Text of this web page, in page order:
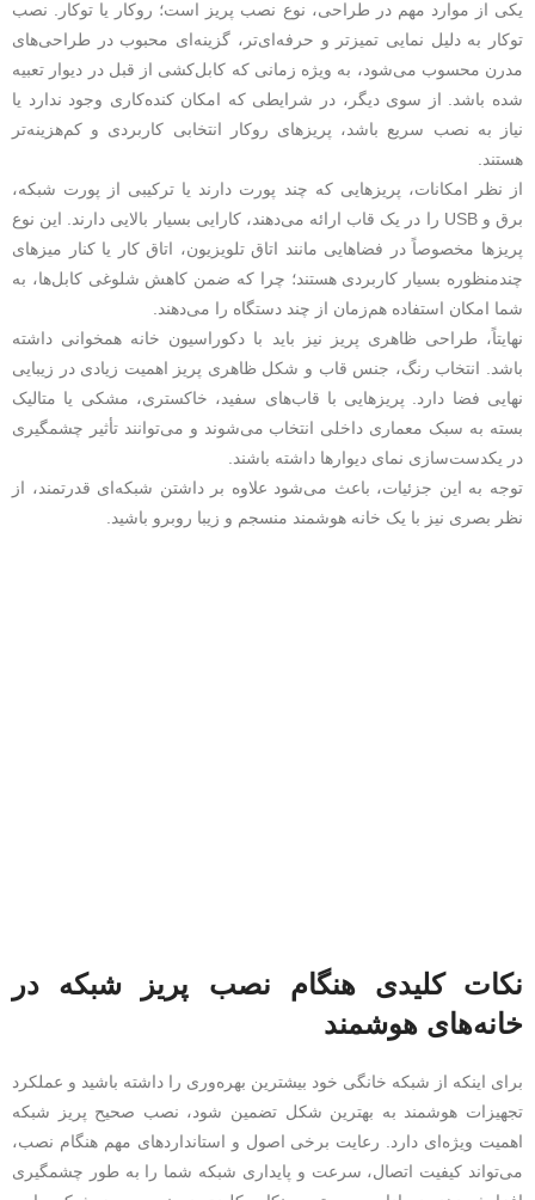
یکی از موارد مهم در طراحی، نوع نصب پریز است؛ روکار یا توکار. نصب
توکار به دلیل نمایی تمیزتر و حرفه‌ای‌تر، گزینه‌ای محبوب در طراحی‌های
مدرن محسوب می‌شود، به‌ ویژه زمانی که کابل‌کشی از قبل در دیوار تعبیه
شده باشد. از سوی دیگر، در شرایطی که امکان کنده‌کاری وجود ندارد یا
نیاز به نصب سریع باشد، پریزهای روکار انتخابی کاربردی و کم‌هزینه‌تر
هستند.
از نظر امکانات، پریزهایی که چند پورت دارند یا ترکیبی از پورت شبکه،
برق و USB را در یک قاب ارائه می‌دهند، کارایی بسیار بالایی دارند. این نوع
پریزها مخصوصاً در فضاهایی مانند اتاق تلویزیون، اتاق کار یا کنار میزهای
چندمنظوره بسیار کاربردی هستند؛ چرا که ضمن کاهش شلوغی کابل‌ها، به
شما امکان استفاده هم‌زمان از چند دستگاه را می‌دهند.
نهایتاً، طراحی ظاهری پریز نیز باید با دکوراسیون خانه همخوانی داشته
باشد. انتخاب رنگ، جنس قاب و شکل ظاهری پریز اهمیت زیادی در زیبایی
نهایی فضا دارد. پریزهایی با قاب‌های سفید، خاکستری، مشکی یا متالیک
بسته به سبک معماری داخلی انتخاب می‌شوند و می‌توانند تأثیر چشمگیری
در یکدست‌سازی نمای دیوارها داشته باشند.
توجه به این جزئیات، باعث می‌شود علاوه بر داشتن شبکه‌ای قدرتمند، از
نظر بصری نیز با یک خانه هوشمند منسجم و زیبا روبرو باشید.
نکات کلیدی هنگام نصب پریز شبکه در
خانه‌های هوشمند
برای اینکه از شبکه خانگی خود بیشترین بهره‌وری را داشته باشید و عملکرد
تجهیزات هوشمند به بهترین شکل تضمین شود، نصب صحیح پریز شبکه
اهمیت ویژه‌ای دارد. رعایت برخی اصول و استانداردهای مهم هنگام نصب،
می‌تواند کیفیت اتصال، سرعت و پایداری شبکه شما را به‌ طور چشمگیری